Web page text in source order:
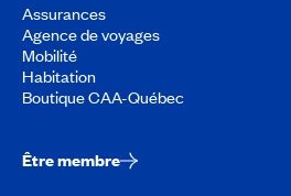
Assurances
Agence de voyages
Mobilité
Habitation
Boutique CAA-Québec
Être membre